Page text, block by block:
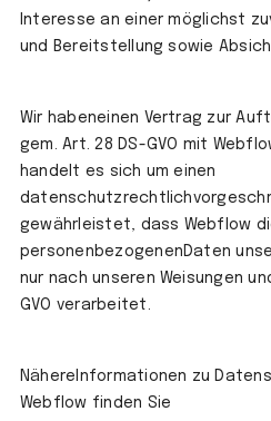
Interesse an einer möglichst
und Bereitstellung sowie
Wir habeneinen Vertrag zur
gem. Art. 28 DS-GVO mit
handelt es sich um einen
gewährleistet, dass Webflow
personenbezogenenDaten
nur nach unseren Weisungen
GVO verarbeitet.
NähereInformationen zu
Webflow finden Sie